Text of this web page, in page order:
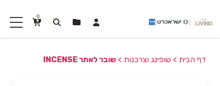
0
דף הבית > שופינג וצרכנות > שובר לאתר INCENSE